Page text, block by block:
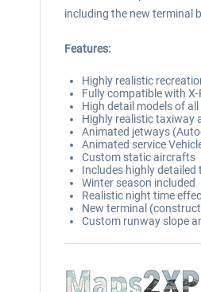
including the new terminal
Features:
Highly realistic
Fully compatible with X-
High detail models of
Highly realistic taxiway
Animated jetways
Animated service
Custom static aircrafts
Includes highly
Winter season included
Realistic night time
New terminal
Custom runway slope